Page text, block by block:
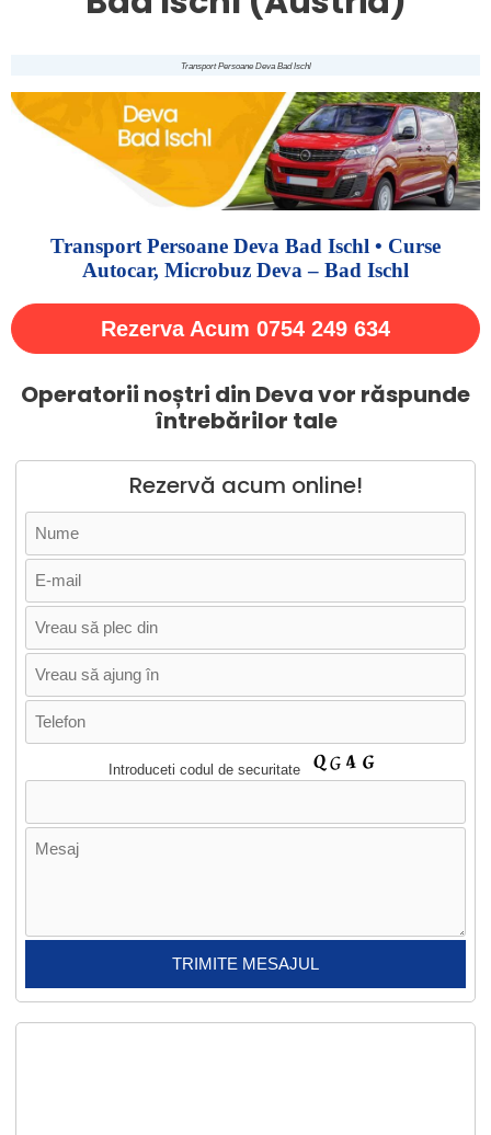
Transport Persoane Deva Bad Ischl
Transport Persoane Deva Bad Ischl • Curse
Autocar, Microbuz Deva – Bad Ischl
Rezerva Acum 0754 249 634
Operatorii noștri din Deva vor răspunde
întrebărilor tale
Rezervă acum online!
Introduceti codul de securitate